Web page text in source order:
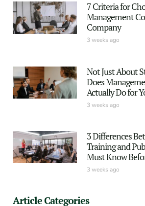
7 Criteria for
Management
Company
3 weeks ago
Not Just About
Does
Actually Do for
3 weeks ago
3 Differences
Training and
Must Know
3 weeks ago
Article Categories